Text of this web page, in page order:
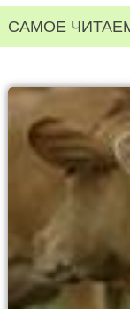
САМОЕ